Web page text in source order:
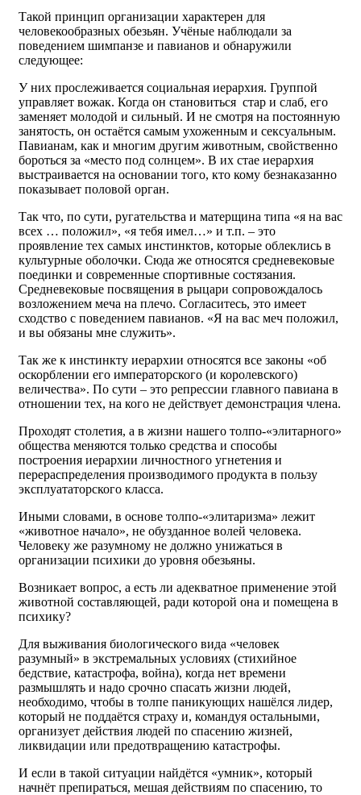
Такой принцип организации характерен для
человекообразных обезьян. Учёные наблюдали за
поведением шимпанзе и павианов и обнаружили
следующее:
У них прослеживается социальная иерархия. Группой
управляет вожак. Когда он становиться стар и слаб, его
заменяет молодой и сильный. И не смотря на постоянную
занятость, он остаётся самым ухоженным и сексуальным.
Павианам, как и многим другим животным, свойственно
бороться за «место под солнцем». В их стае иерархия
выстраивается на основании того, кто кому безнаказанно
показывает половой орган.
Так что, по сути, ругательства и матерщина типа «я на вас
всех … положил», «я тебя имел…» и т.п. – это
проявление тех самых инстинктов, которые облеклись в
культурные оболочки. Сюда же относятся средневековые
поединки и современные спортивные состязания.
Средневековые посвящения в рыцари сопровождалось
возложением меча на плечо. Согласитесь, это имеет
сходство с поведением павианов. «Я на вас меч положил,
и вы обязаны мне служить».
Так же к инстинкту иерархии относятся все законы «об
оскорблении его императорского (и королевского)
величества». По сути – это репрессии главного павиана в
отношении тех, на кого не действует демонстрация члена.
Проходят столетия, а в жизни нашего толпо-«элитарного»
общества меняются только средства и способы
построения иерархии личностного угнетения и
перераспределения производимого продукта в пользу
эксплуататорского класса.
Иными словами, в основе толпо-«элитаризма» лежит
«животное начало», не обузданное волей человека.
Человеку же разумному не должно унижаться в
организации психики до уровня обезьяны.
Возникает вопрос, а есть ли адекватное применение этой
животной составляющей, ради которой она и помещена в
психику?
Для выживания биологического вида «человек
разумный» в экстремальных условиях (стихийное
бедствие, катастрофа, война), когда нет времени
размышлять и надо срочно спасать жизни людей,
необходимо, чтобы в толпе паникующих нашёлся лидер,
который не поддаётся страху и, командуя остальными,
организует действия людей по спасению жизней,
ликвидации или предотвращению катастрофы.
И если в такой ситуации найдётся «умник», который
начнёт препираться, мешая действиям по спасению, то